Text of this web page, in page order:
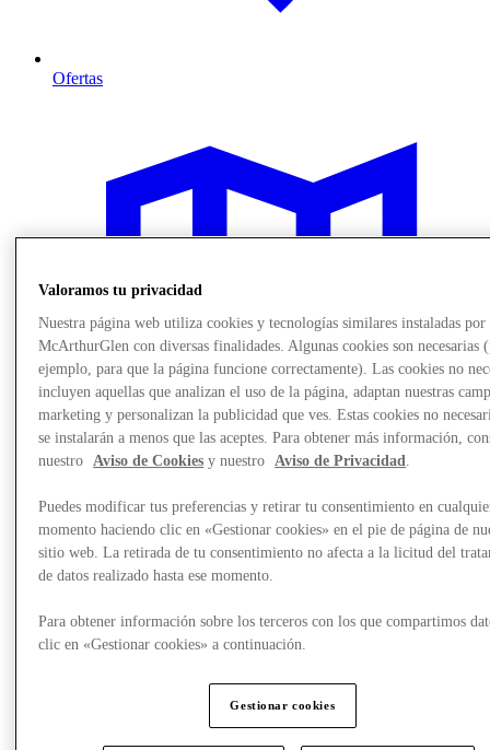
Ofertas
Planifica tu visita
Valoramos tu privacidad
Nuestra página web utiliza cookies y tecnologías similares instaladas por
McArthurGlen con diversas finalidades. Algunas cookies son necesarias
ejemplo, para que la página funcione correctamente). Las cookies no
incluyen aquellas que analizan el uso de la página, adaptan nuestras
marketing y personalizan la publicidad que ves. Estas cookies no
se instalarán a menos que las aceptes. Para obtener más información,
nuestro
Aviso de Cookies y nuestro Aviso de Privacidad.
Puedes modificar tus preferencias y retirar tu consentimiento en
momento haciendo clic en «Gestionar cookies» en el pie de página de
sitio web. La retirada de tu consentimiento no afecta a la licitud del
de datos realizado hasta ese momento.
Para obtener información sobre los terceros con los que compartimos
clic en «Gestionar cookies» a continuación.
Gestionar cookies